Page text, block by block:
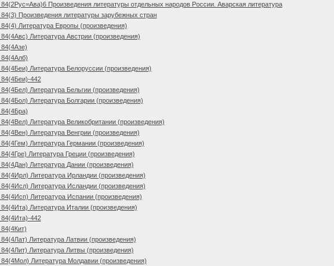
84(2Рус=Ава)6 Произведения литературы отдельных народов России. Аварская литература
84(3) Произведения литературы зарубежных стран
84(4) Литература Европы (произведения)
84(4Авс) Литература Австрии (произведения)
84(4Азе)
84(4Алб)
84(4Беи) Литература Белоруссии (произведения)
84(4Беи)-442
84(4Бел) Литература Бельгии (произведения)
84(4Бол) Литература Болгарии (произведения)
84(4Бра)
84(4Вел) Литература Великобритании (произведения)
84(4Вен) Литература Венгрии (произведения)
84(4Гем) Литература Германии (произведения)
84(4Гре) Литература Греции (произведения)
84(4Дан) Литература Дании (произведения)
84(4Ирл) Литература Ирландии (произведения)
84(4Исл) Литература Исландии (произведения)
84(4Исп) Литература Испании (произведения)
84(4Ита) Литература Италии (произведения)
84(4Ита)-442
84(4Кит)
84(4Лат) Литература Латвии (произведения)
84(4Лит) Литература Литвы (произведения)
84(4Мол) Литература Молдавии (произведения)